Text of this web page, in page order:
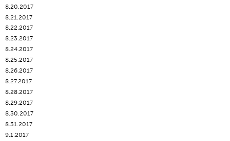
8.20.2017
8.21.2017
8.22.2017
8.23.2017
8.24.2017
8.25.2017
8.26.2017
8.27.2017
8.28.2017
8.29.2017
8.30.2017
8.31.2017
9.1.2017